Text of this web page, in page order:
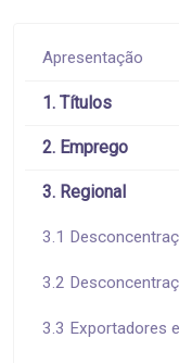
Apresentação
1. Títulos
2. Emprego
3. Regional
3.1
3.2
3.3 Exportadores